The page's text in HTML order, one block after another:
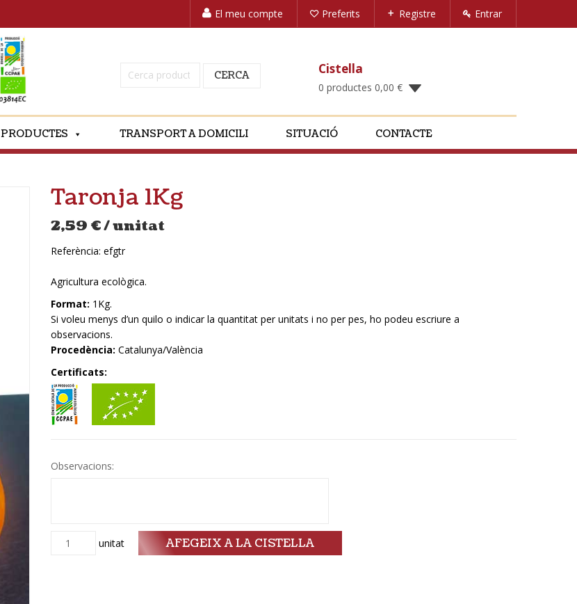
El meu compte Preferits Registre Entrar
Cerca: CERCA Cistella
0 productes 0,00 €
PRODUCTES TRANSPORT A DOMICILI SITUACIÓ CONTACTE
Taronja 1Kg
2,59 €/ unitat
Referència: efgtr
Agricultura ecològica.
Format: 1Kg.
Si voleu menys d’un quilo o indicar la quantitat per unitats i no per pes, ho podeu escriure a
observacions.
Procedència: Catalunya/València
Certificats:
Observacions:
Quantitat unitat AFEGEIX A LA CISTELLA